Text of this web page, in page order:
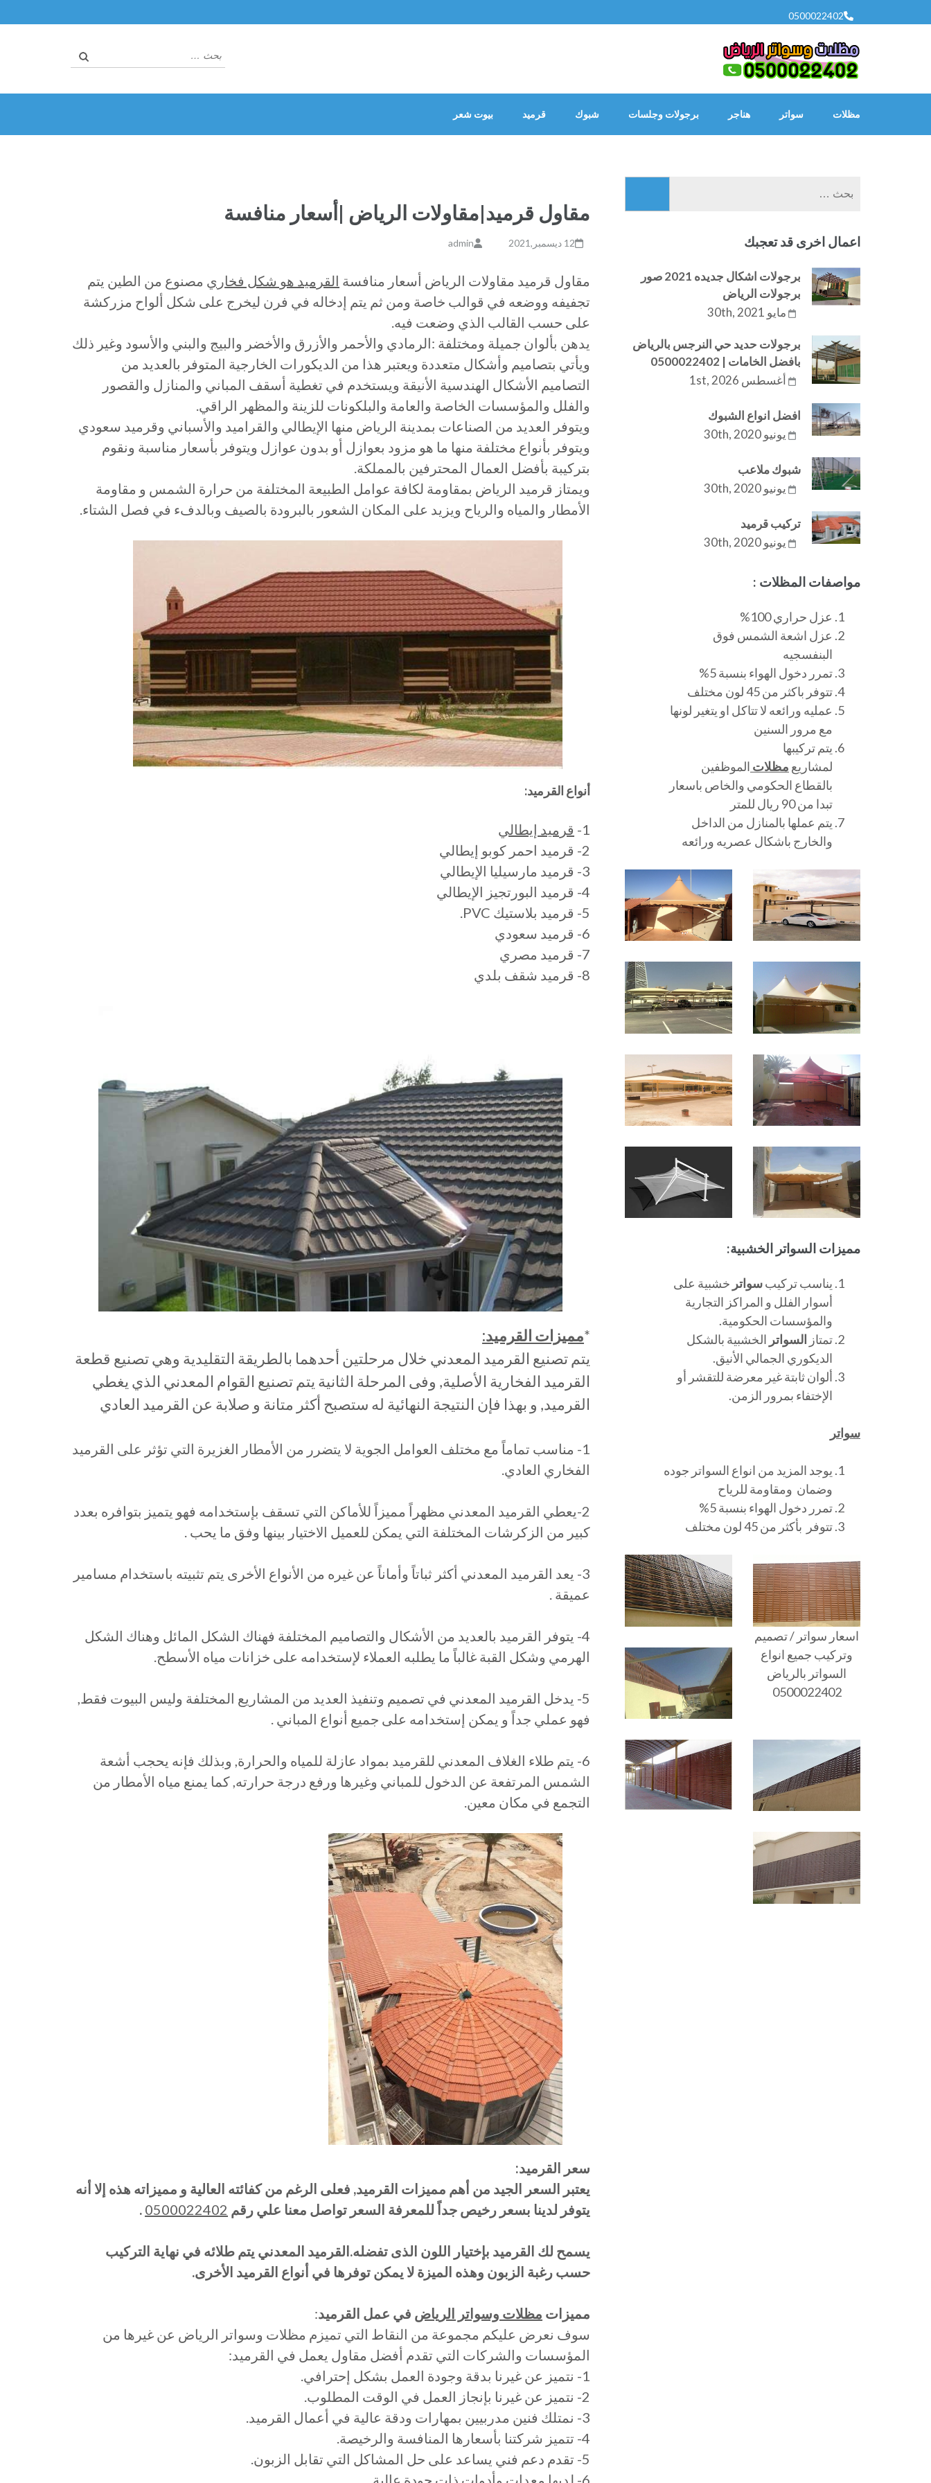
إلى
0500022402
البحث
عن:
مظلات سواتر هناجر برجولات وجلسات شبوك قرميد بيوت شعر
مقاول قرميد|مقاولات الرياض |أسعار منافسة
12 ديسمبر,2021 admin
مقاول قرميد مقاولات الرياض أسعار منافسة القرميد هو شكل فخاري مصنوع من الطين يتم
تجفيفه ووضعه في قوالب خاصة ومن ثم يتم إدخاله في فرن ليخرج على شكل ألواح مزركشة
على حسب القالب الذي وضعت فيه.
يدهن بألوان جميلة ومختلفة :الرمادي والأحمر والأزرق والأخضر والبيج والبني والأسود وغير ذلك
ويأتي بتصاميم وأشكال متعددة ويعتبر هذا من الديكورات الخارجية المتوفر بالعديد من
التصاميم الأشكال الهندسية الأنيقة ويستخدم في تغطية أسقف المباني والمنازل والقصور
والفلل والمؤسسات الخاصة والعامة والبلكونات للزينة والمظهر الراقي.
ويتوفر العديد من الصناعات بمدينة الرياض منها الإيطالي والقراميد والأسباني وقرميد سعودي
ويتوفر بأنواع مختلفة منها ما هو مزود بعوازل أو بدون عوازل ويتوفر بأسعار مناسبة ونقوم
بتركيبة بأفضل العمال المحترفين بالمملكة.
ويمتاز قرميد الرياض بمقاومة لكافة عوامل الطبيعة المختلفة من حرارة الشمس و مقاومة
الأمطار والمياه والرياح ويزيد على المكان الشعور بالبرودة بالصيف وبالدفء في فصل الشتاء.
أنواع القرميد:
1-
قرميد إيطالي
2- قرميد احمر كوبو إيطالي
3- قرميد مارسيليا الإيطالي
4- قرميد البورتجيز الإيطالي
5- قرميد بلاستيك PVC.
6- قرميد سعودي
7- قرميد مصري
8- قرميد شقف بلدي
*مميزات القرميد:
يتم تصنيع القرميد المعدني خلال مرحلتين أحدهما بالطريقة التقليدية وهي تصنيع قطعة
القرميد الفخارية الأصلية, وفى المرحلة الثانية يتم تصنيع القوام المعدني الذي يغطي
القرميد, و بهذا فإن النتيجة النهائية له ستصبح أكثر متانة و صلابة عن القرميد العادي
1- مناسب تماماً مع مختلف العوامل الجوية لا يتضرر من الأمطار الغزيرة التي تؤثر على القرميد
الفخاري العادي.
2-يعطي القرميد المعدني مظهراً مميزاً للأماكن التي تسقف بإستخدامه فهو يتميز بتوافره بعدد
كبير من الزكرشات المختلفة التي يمكن للعميل الاختيار بينها وفق ما يحب .
3- يعد القرميد المعدني أكثر ثباتاً وأماناً عن غيره من الأنواع الأخرى يتم تثبيته باستخدام مسامير
عميقة .
4- يتوفر القرميد بالعديد من الأشكال والتصاميم المختلفة فهناك الشكل المائل وهناك الشكل
الهرمي وشكل القبة غالباً ما يطلبه العملاء لإستخدامه على خزانات مياه الأسطح.
5- يدخل القرميد المعدني في تصميم وتنفيذ العديد من المشاريع المختلفة وليس البيوت فقط,
فهو عملي جداً و يمكن إستخدامه على جميع أنواع المباني .
6- يتم طلاء الغلاف المعدني للقرميد بمواد عازلة للمياه والحرارة, وبذلك فإنه يحجب أشعة
الشمس المرتفعة عن الدخول للمباني وغيرها ورفع درجة حرارته, كما يمنع مياه الأمطار من
التجمع في مكان معين.
سعر القرميد:
يعتبر السعر الجيد من أهم مميزات القرميد, فعلى الرغم من كفائته العالية و مميزاته هذه إلا أنه
يتوفر لدينا بسعر رخيص جداً للمعرفة السعر تواصل معنا علي رقم 0500022402
.
يسمح لك القرميد بإختيار اللون الذى تفضله.القرميد المعدني يتم طلائه في نهاية التركيب
حسب رغبة الزبون وهذه الميزة لا يمكن توفرها في أنواع القرميد الأخرى.
مميزات مظلات وسواتر الرياض في عمل القرميد:
سوف نعرض عليكم مجموعة من النقاط التي تميزم مظلات وسواتر الرياض عن غيرها من
المؤسسات والشركات التي تقدم أفضل مقاول يعمل في القرميد:
1- نتميز عن غيرنا بدقة وجودة العمل بشكل إحترافي.
2- نتميز عن غيرنا بإنجاز العمل في الوقت المطلوب.
3- نمتلك فنين مدربيين بمهارات ودقة عالية في أعمال القرميد.
4- تتميز شركتنا بأسعارها المنافسة والرخيصة.
5- تقدم دعم فني يساعد على حل المشاكل التي تقابل الزبون.
6- لديها معدات وأدوات ذات جودة عالية.
اعمال اخرى قد تعجبك
برجولات اشكال جديده 2021 صور
برجولات الرياض
مايو 30th, 2021
برجولات حديد حي النرجس بالرياض
بافضل الخامات | 0500022402
أغسطس 1st, 2026
افضل انواع الشبوك
يونيو 30th, 2020
شبوك ملاعب
يونيو 30th, 2020
تركيب قرميد
يونيو 30th, 2020
مواصفات المظلات :
عزل حراري 100%
عزل اشعة الشمس فوق
البنفسجيه
تمرر دخول الهواء بنسبة 5%
تتوفر باكثر من 45 لون مختلف
عمليه ورائعه لا تتاكل او يتغير لونها
مع مرور السنين
يتم تركيبها
لمشاريع مظلات الموظفين
بالقطاع الحكومي والخاص باسعار
تبدا من 90 ريال للمتر
يتم عملها بالمنازل من الداخل
والخارج باشكال عصريه ورائعه
مميزات السواتر الخشبية:
يناسب تركيبسواتر خشبية على
أسوار الفلل و المراكز التجارية
والمؤسسات الحكومية.
تمتاز السواتر الخشبية بالشكل
الديكوري الجمالي الأنيق.
ألوان ثابتة غير معرضة للتقشر أو
الإختفاء بمرور الزمن.
سواتر
يوجد المزيد من انواع السواتر جوده
وضمان ومقاومة للرياح
تمرر دخول الهواء بنسبة 5%
تتوفر بأكثر من 45 لون مختلف
اسعار سواتر / تصميم
وتركيب جميع انواع
السواتر بالرياض
0500022402